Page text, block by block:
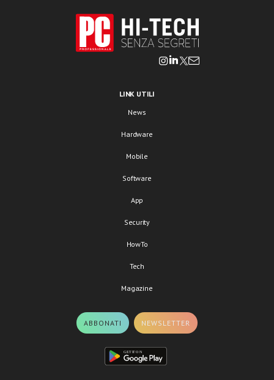
LINK UTILI
News
Hardware
Mobile
Software
App
Security
HowTo
Tech
Magazine
ABBONATI NEWSLETTER